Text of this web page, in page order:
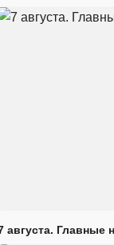
августа. Главные